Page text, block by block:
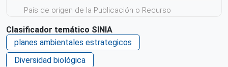
País de origen de la Publicación o Recurso
Repositorio de origen
SINIA MINAM
Clasificador temático SINIA
planes ambientales estrategicos
Diversidad biológica